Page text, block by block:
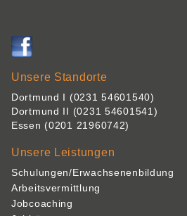
Unsere Standorte
Dortmund I (0231 54601540)
Dortmund II (0231 54601541)
Essen (0201 21960742)
Unsere Leistungen
Schulungen/Erwachsenenbildung
Arbeitsvermittlung
Jobcoaching